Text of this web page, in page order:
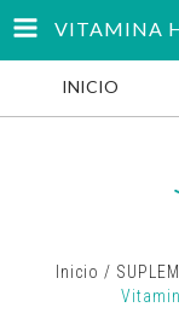
INICIO
Inicio /